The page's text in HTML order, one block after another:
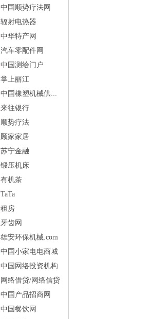
中国顺势疗法网
辐射电热器
中华特产网
汽车零配件网
中国测绘门户
掌上丽江
中国橡塑机械供应商
来往银行
顺势疗法
顾家家居
苏宁金融
锻压机床
有机茶
TaTa
租房
牙齿网
雄安环保机械.com
中国小家电电商城
中国网络投资机构
网络借贷/网络信贷
中国产品招商网
中国餐饮网